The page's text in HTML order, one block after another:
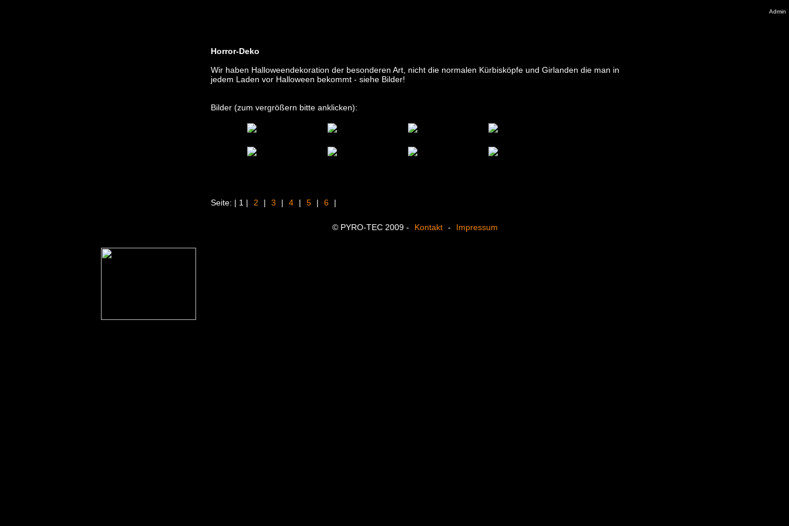
Admin
Horror-Deko
Wir haben Halloweendekoration der besonderen Art, nicht die normalen Kürbisköpfe und Girlanden die man in
jedem Laden vor Halloween bekommt - siehe Bilder!
Bilder (zum vergrößern bitte anklicken):
Seite: | 1 | 2 | 3 | 4 | 5 | 6 |
© PYRO-TEC 2009 - Kontakt - Impressum